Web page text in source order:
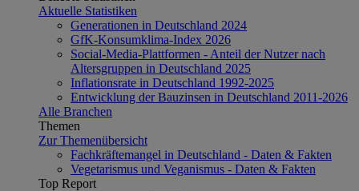
Aktuelle Statistiken
Generationen in Deutschland 2024
GfK-Konsumklima-Index 2026
Social-Media-Plattformen - Anteil der Nutzer nach
Altersgruppen in Deutschland 2025
Inflationsrate in Deutschland 1992-2025
Entwicklung der Bauzinsen in Deutschland 2011-2026
Alle Branchen
Themen
Zur Themenübersicht
Fachkräftemangel in Deutschland - Daten & Fakten
Vegetarismus und Veganismus - Daten & Fakten
Top Report